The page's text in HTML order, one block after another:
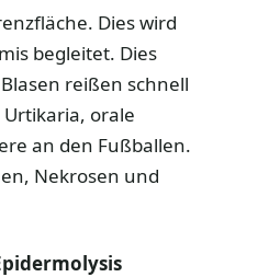
Dies wird
begleitet. Dies
reißen schnell
orale
an den Fußballen.
Nekrosen und